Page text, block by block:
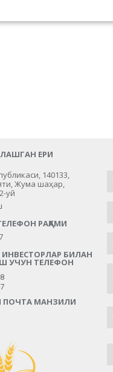
ЕРИ
140133,
Жума шаҳар,
уй
РАҚАМИ
БИЛАН
УЧУН ТЕЛЕФОН
ПОЧТА МАНЗИЛИ